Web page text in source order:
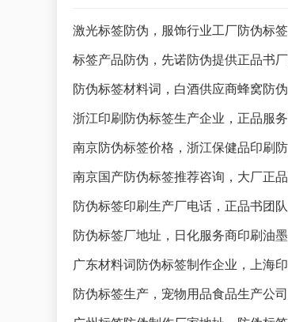
激光标签防伪，服饰行业工厂防伪标
标签产品防伪，先诺防伪提供正品书
防伪标签材料词，白酒供应商蜂窝防
浙江印刷防伪标签生产企业，正品服
南京防伪标签价格，浙江保健品印刷
南京国产防伪标签推荐咨询，大厂正
防伪标签印刷生产厂电话，正品书团
防伪标签厂地址，日化服务商印刷油
广东材料词防伪标签制作企业，上海
防伪标签生产，宠物用品食品生产公